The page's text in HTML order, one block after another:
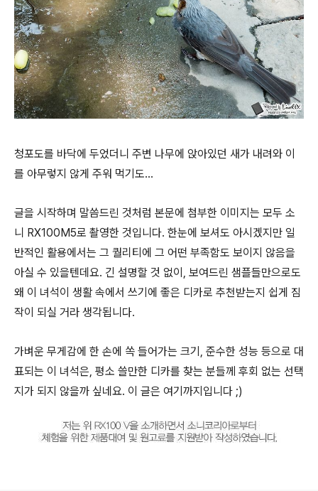
청포도를 바닥에 두었더니 주변 나무에 앉아있던 새가 내려와 이
를 아무렇지 않게 주워 먹기도…
글을 시작하며 말씀드린 것처럼 본문에 첨부한 이미지는 모두 소
니 RX100M5로 촬영한 것입니다. 한눈에 보셔도 아시겠지만 일
반적인 활용에서는 그 퀄리티에 그 어떤 부족함도 보이지 않음을
아실 수 있을텐데요. 긴 설명할 것 없이, 보여드린 샘플들만으로도
왜 이 녀석이 생활 속에서 쓰기에 좋은 디카로 추천받는지 쉽게 짐
작이 되실 거라 생각됩니다.
가벼운 무게감에 한 손에 쏙 들어가는 크기, 준수한 성능 등으로 대
표되는 이 녀석은, 평소 쓸만한 디카를 찾는 분들께 후회 없는 선택
지가 되지 않을까 싶네요. 이 글은 여기까지입니다 ;)